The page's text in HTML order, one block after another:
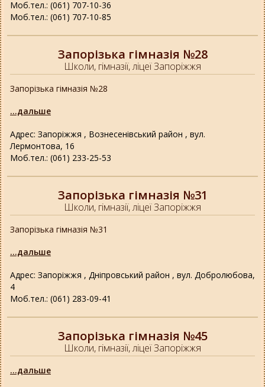
Моб.тел.: (061) 707-10-36
Моб.тел.: (061) 707-10-85
Запорізька гімназія №28
Школи, гімназії, ліцеї Запоріжжя
Адрес: Запоріжжя , Вознесенівський район , вул.
Лермонтова, 16
Моб.тел.: (061) 233-25-53
Запорізька гімназія №28
...дальше
Запорізька гімназія №31
Школи, гімназії, ліцеї Запоріжжя
Адрес: Запоріжжя , Дніпровський район , вул. Добролюбова,
4
Моб.тел.: (061) 283-09-41
Запорізька гімназія №31
...дальше
Запорізька гімназія №45
Школи, гімназії, ліцеї Запоріжжя
...дальше